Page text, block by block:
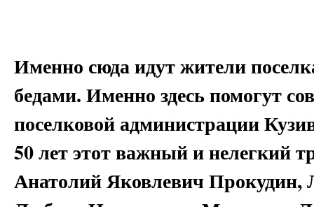
Именно сюда идут жители
бедами. Именно здесь помогут
поселковой администрации
50 лет этот важный и нелегкий
Анатолий Яковлевич Прокудин,